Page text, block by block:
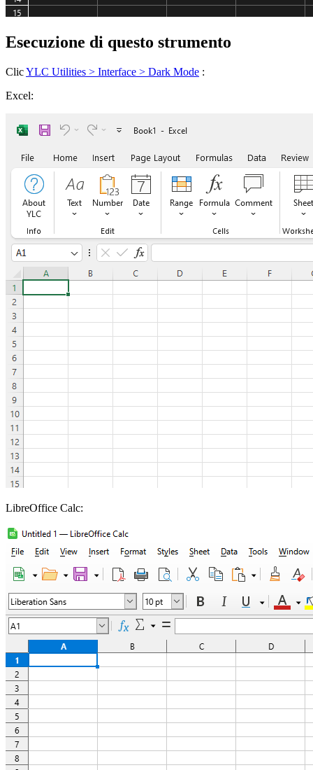
Esecuzione di questo strumento
ClicYLC Utilities > Interface > Dark Mode :
Excel:
LibreOffice Calc: